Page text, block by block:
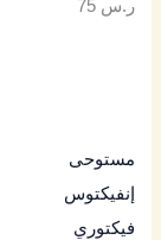
ر.س 75
مستوحى
إنفيكتوس
فيكتوري